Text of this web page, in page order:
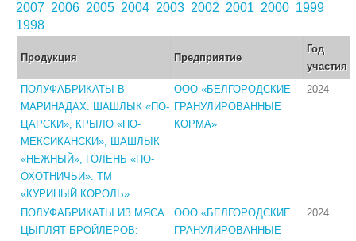
2007 2006 2005 2004 2003 2002 2001 2000 1999
1998
Продукция Предприятие
Год
участия
ПОЛУФАБРИКАТЫ В
МАРИНАДАХ: ШАШЛЫК «ПО-
ЦАРСКИ», КРЫЛО «ПО-
МЕКСИКАНСКИ», ШАШЛЫК
«НЕЖНЫЙ», ГОЛЕНЬ «ПО-
ОХОТНИЧЬИ». ТМ
«КУРИНЫЙ КОРОЛЬ»
ООО «БЕЛГОРОДСКИЕ
ГРАНУЛИРОВАННЫЕ
КОРМА»
2024
ПОЛУФАБРИКАТЫ ИЗ МЯСА
ЦЫПЛЯТ-БРОЙЛЕРОВ:
ООО «БЕЛГОРОДСКИЕ
ГРАНУЛИРОВАННЫЕ
2024